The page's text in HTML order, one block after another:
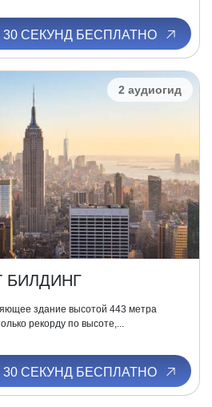
СЕКУНД БЕСПЛАТНО
2 аудиогид
БИЛДИНГ
здание высотой 443 метра
рекорду по высоте,...
СЕКУНД БЕСПЛАТНО